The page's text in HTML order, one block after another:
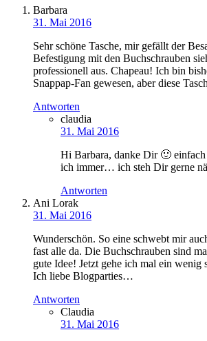
Barbara
31. Mai 2016
Sehr schöne Tasche, mir gefällt der
Befestigung mit den Buchschrauben
professionell aus. Chapeau! Ich bin
Snappap-Fan gewesen, aber diese
Antworten
claudia
31. Mai 2016
Hi Barbara, danke Dir 🙂 einfach
ich immer… ich steh Dir gerne
Antworten
Ani Lorak
31. Mai 2016
Wunderschön. So eine schwebt mir
fast alle da. Die Buchschrauben sind
gute Idee! Jetzt gehe ich mal ein wenig
Ich liebe Blogparties…
Antworten
Claudia
31. Mai 2016